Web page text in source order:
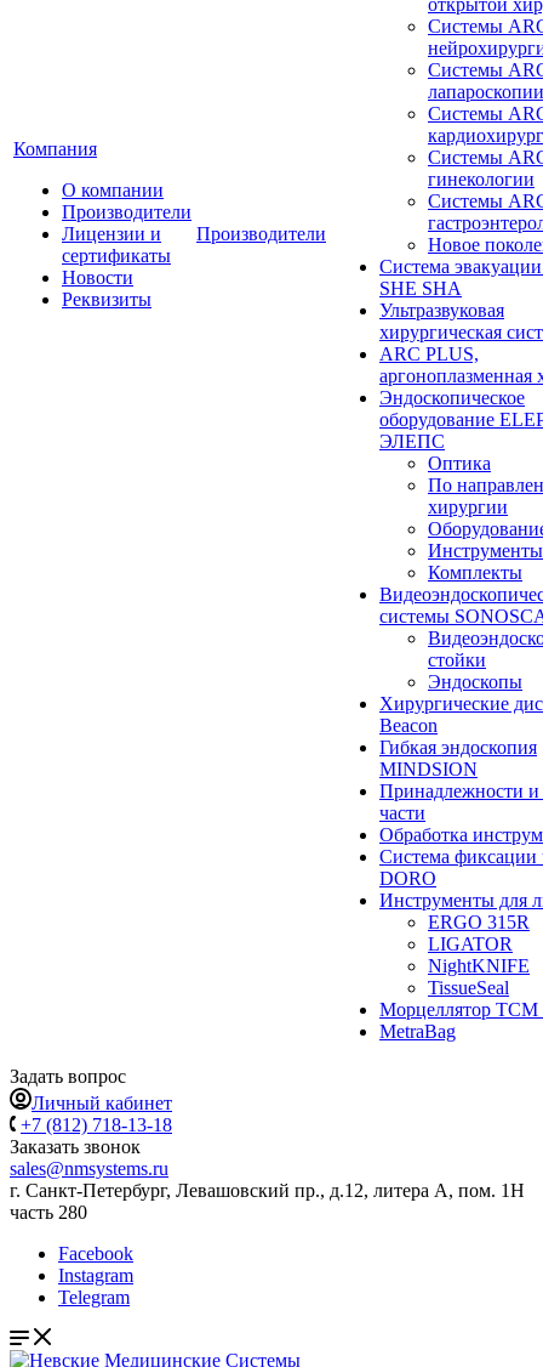
Компания
О компании
Производители
Лицензии и
сертификаты
Новости
Реквизиты
Производители
открытой
Системы
Системы
лапароскопии
Системы
Системы
гинекологии
Системы
Новое
Система
SHE SHA
Ультразвуковая
хирургическая
ARC PLUS,
аргоноплазменная
Эндоскопическое
оборудование
ЭЛЕПС
Оптика
По
хирургии
Инструменты
Комплекты
системы
стойки
Эндоскопы
Хирургические
Beacon
Гибкая эндоскопия
MINDSION
Принадлежности и
части
Обработка
Система фиксации
DORO
Инструменты для
ERGO 315R
LIGATOR
NightKNIFE
TissueSeal
Морцеллятор ТСМ
MetraBag
Задать вопрос
Личный кабинет
+7 (812) 718-13-18
Заказать звонок
sales@nmsystems.ru
г. Санкт-Петербург, Левашовский пр., д.12, литера А, пом. 1Н
часть 280
Facebook
Instagram
Telegram